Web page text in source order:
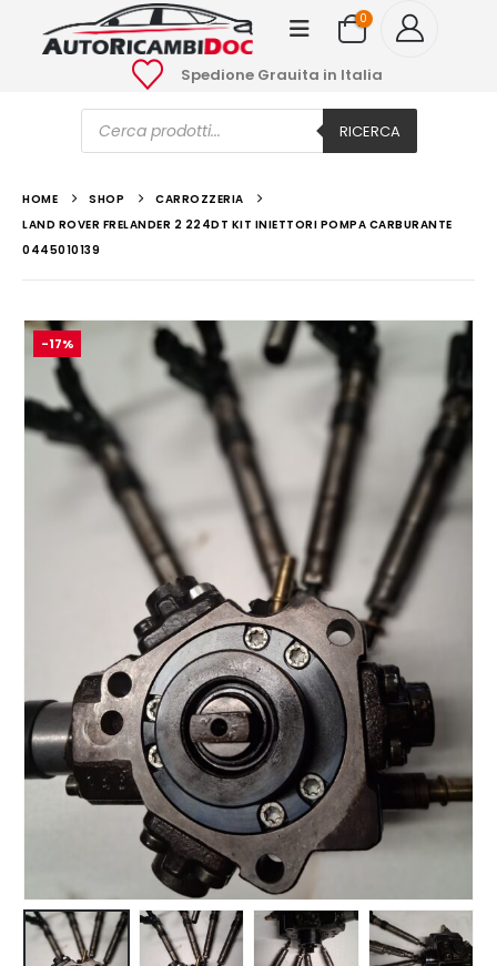
0
Spedione Grauita in Italia
Ricerca
prodotti RICERCA
HOME SHOP
CARROZZERIA
LAND ROVER FRELANDER 2 224DT KIT INIETTORI POMPA CARBURANTE
0445010139
-17%